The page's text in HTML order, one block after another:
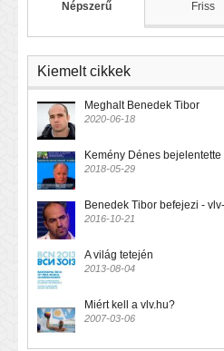
Népszerű Friss
Kiemelt cikkek
Meghalt Benedek Tibor
2020-06-18
Kemény Dénes
2018-05-29
Benedek Tibor befejezi -
2016-10-21
A világ tetején
2013-08-04
Miért kell a vlv.hu?
2007-03-06